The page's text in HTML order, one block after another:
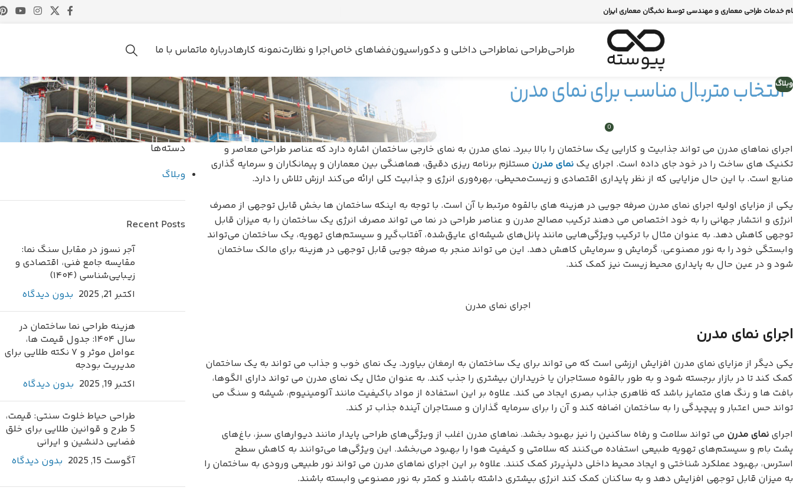
خدمات طراحی معماری و مهندسی توسط نخبگان معماری ایران
طراحیطراحی نماطراحی داخلی و دکوراسیونفضاهای خاصاجرا و نظارتنمونه کارهادرباره ماتماس با ما
وبلاگ
اجرای نمای مدرن0
اجرای نماهای مدرن می تواند جذابیت و کارایی یک ساختمان را بالا ببرد. نمای مدرن به نمای خارجی ساختمان اشاره دارد که عناصر طراحی معاصر و
تکنیک های ساخت را در خود جای داده است. اجرای یک نمای مدرن مستلزم برنامه ریزی دقیق، هماهنگی بین معماران و پیمانکاران و سرمایه گذاری
منابع است. با این حال مزایایی که از نظر پایداری اقتصادی و زیست‌محیطی، بهره‌وری انرژی و جذابیت کلی ارائه می‌کند ارزش تلاش را دارد.
یکی از مزایای اولیه اجرای نمای مدرن صرفه جویی در هزینه های بالقوه مرتبط با آن است. با توجه به اینکه ساختمان ها بخش قابل توجهی از مصرف
انرژی و انتشار جهانی را به خود اختصاص می دهند ترکیب مصالح مدرن و عناصر طراحی در نما می تواند مصرف انرژی یک ساختمان را به میزان قابل
توجهی کاهش دهد. به عنوان مثال با ترکیب ویژگی‌هایی مانند پانل‌های شیشه‌ای عایق‌شده، آفتاب‌گیر و سیستم‌های تهویه، یک ساختمان می‌تواند
وابستگی خود را به نور مصنوعی، گرمایش و سرمایش کاهش دهد. این می تواند منجر به صرفه جویی قابل توجهی در هزینه برای مالک ساختمان
شود و در عین حال به پایداری محیط زیست نیز کمک کند.
اجرای نمای مدرن
اجرای نمای مدرن
یکی دیگر از مزایای نمای مدرن افزایش ارزشی است که می تواند برای یک ساختمان به ارمغان بیاورد. یک نمای خوب و جذاب می تواند به یک ساختمان
کمک کند تا در بازار برجسته شود و به طور بالقوه مستاجران یا خریداران بیشتری را جذب کند. به عنوان مثال یک نمای مدرن می تواند دارای الگوها،
بافت ها و رنگ های متمایز باشد که ظاهری جذاب بصری ایجاد می کند. علاوه بر این استفاده از مواد باکیفیت مانند آلومینیوم، شیشه و سنگ می
تواند حس اعتبار و پیچیدگی را به ساختمان اضافه کند و آن را برای سرمایه گذاران و مستاجران آینده جذاب تر کند.
اجرای نمای مدرن می تواند سلامت و رفاه ساکنین را نیز بهبود بخشد. نماهای مدرن اغلب از ویژگی‌های طراحی پایدار مانند دیوارهای سبز، باغ‌های
پشت بام و سیستم‌های تهویه طبیعی استفاده می‌کنند که سلامتی و کیفیت هوا را بهبود می‌بخشد. این ویژگی‌ها می‌توانند به کاهش سطح
استرس، بهبود عملکرد شناختی و ایجاد محیط داخلی دلپذیرتر کمک کنند. علاوه بر این اجرای نماهای مدرن می تواند نور طبیعی ورودی به ساختمان را
به میزان قابل توجهی افزایش دهد و به ساکنان کمک کند انرژی بیشتری داشته باشند و کمتر به نور مصنوعی وابسته باشند.
دسته‌ها
وبلاگ
Recent Posts
آجر نسوز در مقابل سنگ نما:
مقایسه جامع فنی، اقتصادی و
زیبایی‌شناسی (۱۴۰۴)
اکتبر 21, 2025
بدون دیدگاه
هزینه طراحی نما ساختمان در
سال ۱۴۰۴: جدول قیمت ها،
عوامل موثر و ۷ نکته طلایی برای
مدیریت بودجه
اکتبر 19, 2025
بدون دیدگاه
طراحی حیاط خلوت سنتی: قیمت،
5 طرح و قوانین طلایی برای خلق
فضایی دلنشین و ایرانی
آگوست 15, 2025
بدون دیدگاه